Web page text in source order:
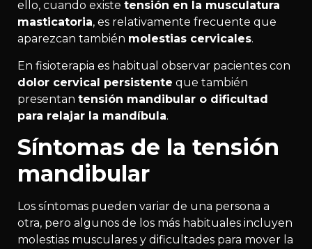
ello, cuando existe tensión en la musculatura
masticatoria, es relativamente frecuente que
aparezcan también molestias cervicales.
En fisioterapia es habitual observar pacientes con
dolor cervical persistente que también
presentan tensión mandibular o dificultad
para relajar la mandíbula.
Síntomas de la tensión
mandibular
Los síntomas pueden variar de una persona a
otra, pero algunos de los más habituales incluyen
molestias musculares y dificultades para mover la